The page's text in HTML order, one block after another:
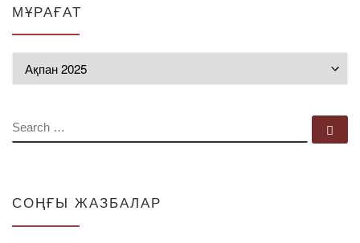
МҰРАҒАТ
SEARCH
СОҢҒЫ ЖАЗБАЛАР